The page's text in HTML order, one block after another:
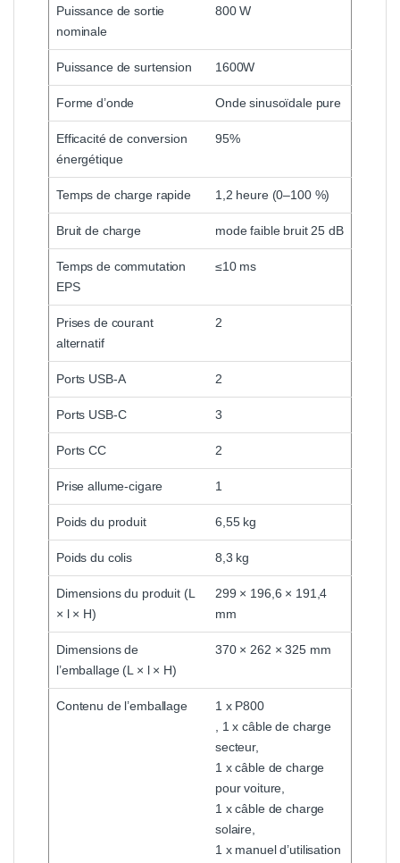
Puissance de sortie
nominale
800 W
Puissance de surtension 1600W
Forme d’onde Onde sinusoïdale pure
Efficacité de conversion
énergétique
95%
Temps de charge rapide 1,2 heure (0–100 %)
Bruit de charge mode faible bruit 25 dB
Temps de commutation
EPS
≤10 ms
Prises de courant
alternatif
2
Ports USB-A 2
Ports USB-C 3
Ports CC 2
Prise allume-cigare 1
Poids du produit 6,55 kg
Poids du colis 8,3 kg
Dimensions du produit (L
× l × H)
299 × 196,6 × 191,4
mm
Dimensions de
l’emballage (L × l × H)
370 × 262 × 325 mm
Contenu de l’emballage
1 x P800
, 1 x câble de charge
secteur,
1 x câble de charge
pour voiture,
1 x câble de charge
solaire,
1 x manuel d’utilisation